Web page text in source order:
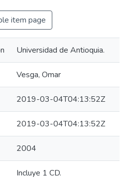
item page
Universidad de Antioquia.
Vesga, Omar
2019-03-04T04:13:52Z
2019-03-04T04:13:52Z
2004
Incluye 1 CD.